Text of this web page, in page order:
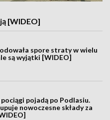
[WIDEO]
spore straty w wielu
są wyjątki [WIDEO]
pojadą po Podlasiu.
nowoczesne składy za